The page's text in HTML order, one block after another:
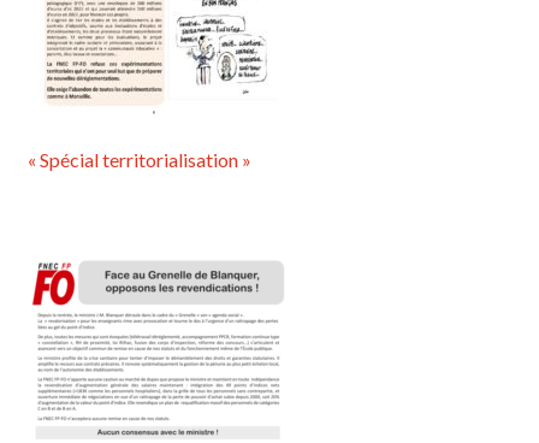
« Spécial territorialisation »